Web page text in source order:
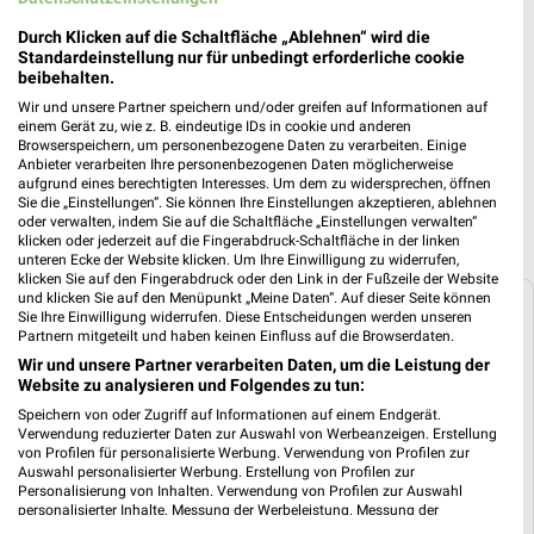
Kaufland Prospekt für Dortmund ab Do.
den 06.08.
Gültig von 06. Aug. bis 12. Aug.
📅 Kalendereintrag erstellen
PROSPEKT BLÄTTERN
Weitere Angebote von Kaufland
Angebote aus dem Kaufland Prospekt
vom 06.08.
Im aktuellen Prospekt von Kaufland findest Du unter
anderem Angebote zum ThemaWein,KäseundBier
Wein Angebote
Durch Klicken auf die Schaltfläche „Ablehnen“ wird die
Standardeinstellung nur für unbedingt erforderliche cookie
beibehalten.
Wir und unsere Partner speichern und/oder greifen auf Informationen auf
einem Gerät zu, wie z. B. eindeutige IDs in cookie und anderen
Browserspeichern, um personenbezogene Daten zu verarbeiten. Einige
Anbieter verarbeiten Ihre personenbezogenen Daten möglicherweise
aufgrund eines berechtigten Interesses. Um dem zu widersprechen, öffnen
Sie die „Einstellungen“. Sie können Ihre Einstellungen akzeptieren, ablehnen
oder verwalten, indem Sie auf die Schaltfläche „Einstellungen verwalten“
klicken oder jederzeit auf die Fingerabdruck-Schaltfläche in der linken
unteren Ecke der Website klicken. Um Ihre Einwilligung zu widerrufen,
klicken Sie auf den Fingerabdruck oder den Link in der Fußzeile der Website
und klicken Sie auf den Menüpunkt „Meine Daten“. Auf dieser Seite können
Sie Ihre Einwilligung widerrufen. Diese Entscheidungen werden unseren
Partnern mitgeteilt und haben keinen Einfluss auf die Browserdaten.
Wir und unsere Partner verarbeiten Daten, um die Leistung der
Website zu analysieren und Folgendes zu tun:
Speichern von oder Zugriff auf Informationen auf einem Endgerät.
Verwendung reduzierter Daten zur Auswahl von Werbeanzeigen. Erstellung
von Profilen für personalisierte Werbung. Verwendung von Profilen zur
Auswahl personalisierter Werbung. Erstellung von Profilen zur
Personalisierung von Inhalten. Verwendung von Profilen zur Auswahl
personalisierter Inhalte. Messung der Werbeleistung. Messung der